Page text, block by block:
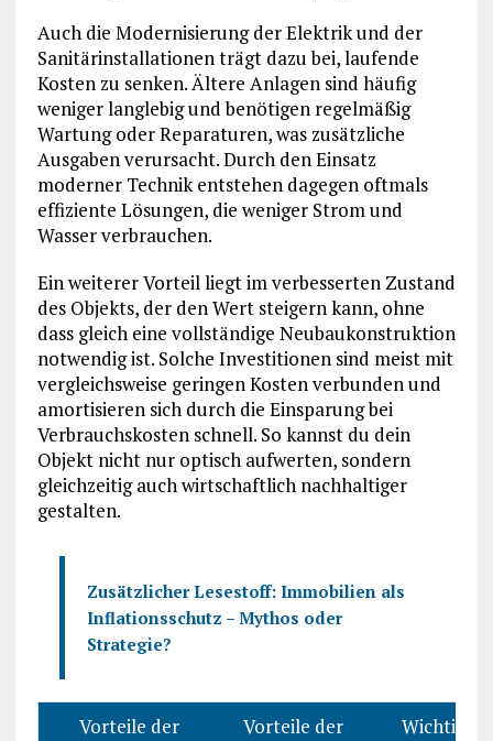
Auch die Modernisierung der Elektrik und der
Sanitärinstallationen trägt dazu bei, laufende
Kosten zu senken. Ältere Anlagen sind häufig
weniger langlebig und benötigen regelmäßig
Wartung oder Reparaturen, was zusätzliche
Ausgaben verursacht. Durch den Einsatz
moderner Technik entstehen dagegen oftmals
effiziente Lösungen, die weniger Strom und
Wasser verbrauchen.
Ein weiterer Vorteil liegt im verbesserten Zustand
des Objekts, der den Wert steigern kann, ohne
dass gleich eine vollständige Neubaukonstruktion
notwendig ist. Solche Investitionen sind meist mit
vergleichsweise geringen Kosten verbunden und
amortisieren sich durch die Einsparung bei
Verbrauchskosten schnell. So kannst du dein
Objekt nicht nur optisch aufwerten, sondern
gleichzeitig auch wirtschaftlich nachhaltiger
gestalten.
Zusätzlicher Lesestoff: Immobilien als
Inflationsschutz – Mythos oder
Strategie?
Vorteile der
Vorteile der
Wichtige